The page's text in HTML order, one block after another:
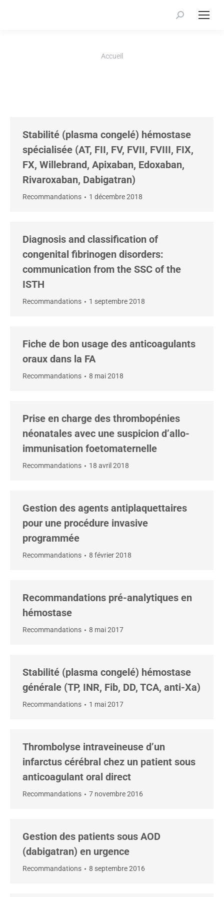
Recherche
Accueil
Stabilité (plasma congelé) hémostase
spécialisée (AT, FII, FV, FVII, FVIII, FIX,
FX, Willebrand, Apixaban, Edoxaban,
Rivaroxaban, Dabigatran)
Recommandations 1 décembre 2018
Diagnosis and classification of
congenital fibrinogen disorders:
communication from the SSC of the
ISTH
Recommandations 1 septembre 2018
Fiche de bon usage des anticoagulants
oraux dans la FA
Recommandations 8 mai 2018
Prise en charge des thrombopénies
néonatales avec une suspicion d’allo-
immunisation foetomaternelle
Recommandations 18 avril 2018
Gestion des agents antiplaquettaires
pour une procédure invasive
programmée
Recommandations 8 février 2018
Recommandations pré-analytiques en
hémostase
Recommandations 8 mai 2017
Stabilité (plasma congelé) hémostase
générale (TP, INR, Fib, DD, TCA, anti-Xa)
Recommandations 1 mai 2017
Thrombolyse intraveineuse d’un
infarctus cérébral chez un patient sous
anticoagulant oral direct
Recommandations 7 novembre 2016
Gestion des patients sous AOD
(dabigatran) en urgence
Recommandations 8 septembre 2016